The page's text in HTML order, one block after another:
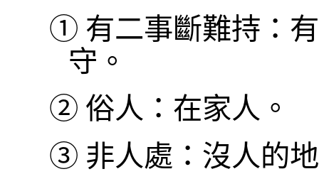
① 有二事斷難持：
守。
② 俗人：在家人。
③ 非人處：沒人的